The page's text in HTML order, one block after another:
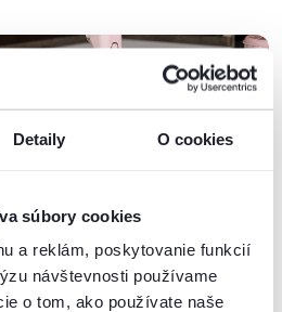
Detaily O cookies
súbory cookies
a reklám, poskytovanie funkcií
návštevnosti používame
o tom, ako používate naše